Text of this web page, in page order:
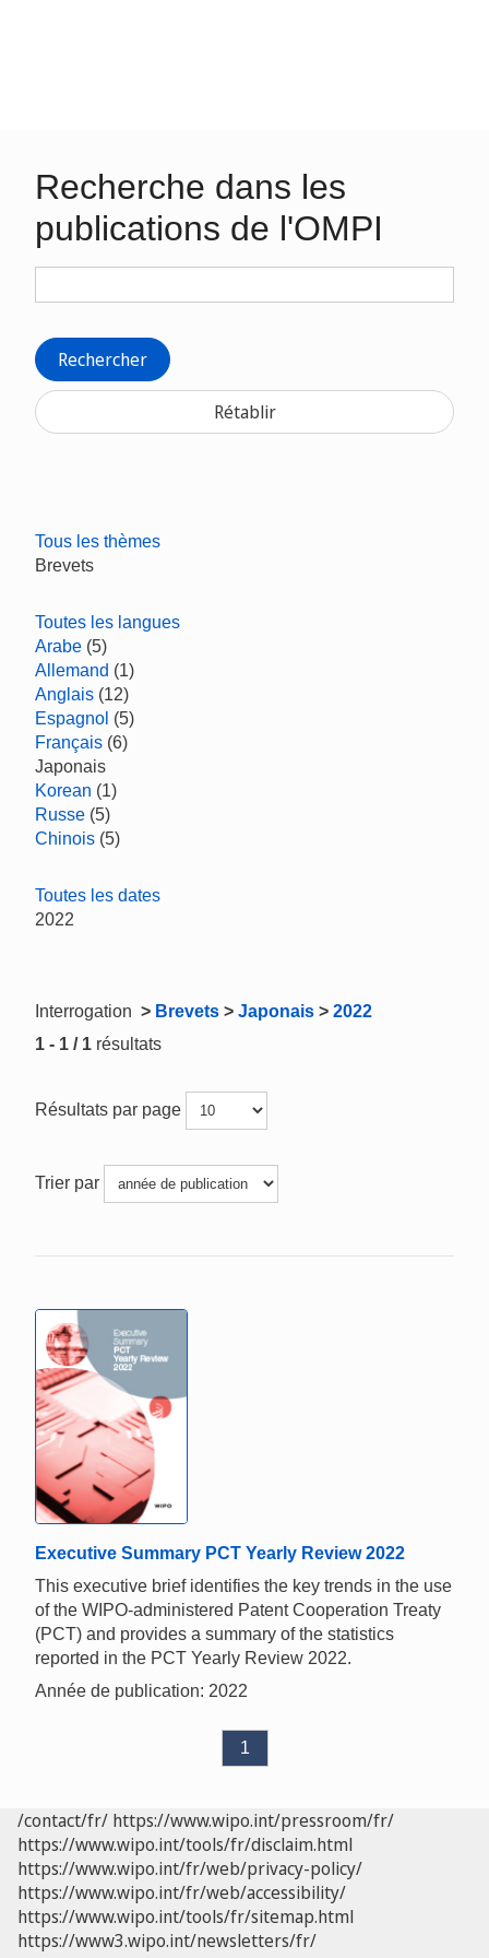
Recherche dans les
publications de l'OMPI
Rechercher
Rétablir
Tous les thèmes
Brevets
Toutes les langues
Arabe (5)
Allemand (1)
Anglais (12)
Espagnol (5)
Français (6)
Japonais
Korean (1)
Russe (5)
Chinois (5)
Toutes les dates
2022
Interrogation > Brevets > Japonais > 2022
1 - 1 / 1 résultats
Résultats par page
Trier par
Executive Summary PCT Yearly Review 2022
This executive brief identifies the key trends in the use
of the WIPO-administered Patent Cooperation Treaty
(PCT) and provides a summary of the statistics
reported in the PCT Yearly Review 2022.
Année de publication: 2022
1
/contact/fr/ https://www.wipo.int/pressroom/fr/
https://www.wipo.int/tools/fr/disclaim.html
https://www.wipo.int/fr/web/privacy-policy/
https://www.wipo.int/fr/web/accessibility/
https://www.wipo.int/tools/fr/sitemap.html
https://www3.wipo.int/newsletters/fr/